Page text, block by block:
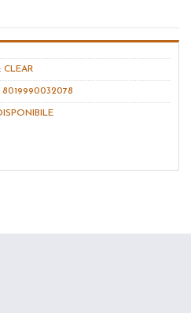
CLEAR
8019990032078